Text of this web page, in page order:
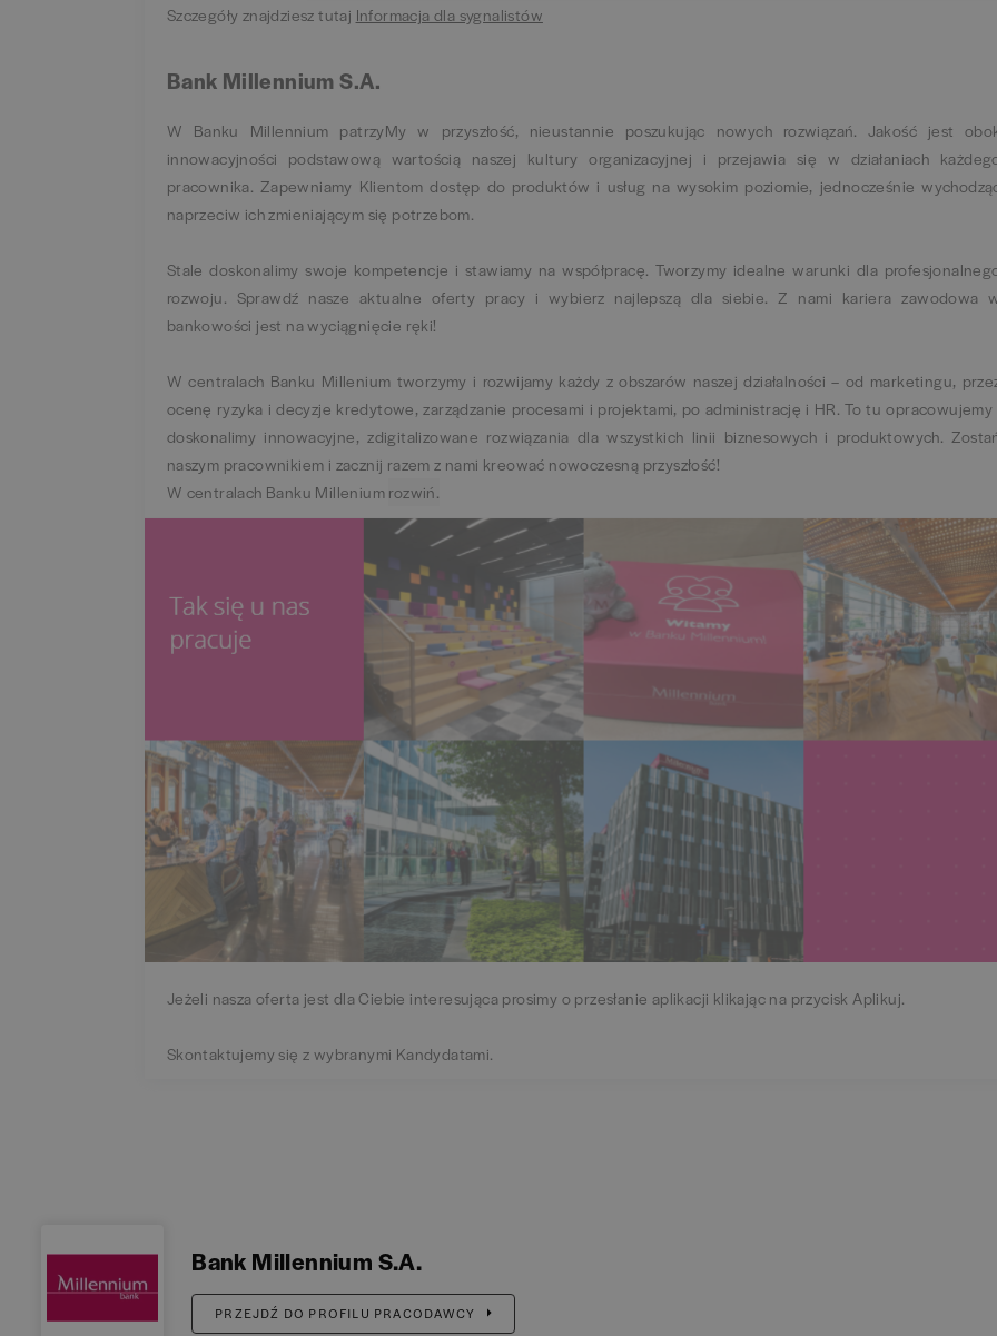
Szczegóły znajdziesz tutaj Informacja dla sygnalistów
Bank Millennium S.A.
W Banku Millennium patrzyMy w przyszłość, nieustannie poszukując nowych rozwiązań. Jakość jest
innowacyjności podstawową wartością naszej kultury organizacyjnej i przejawia się w działaniach
pracownika. Zapewniamy Klientom dostęp do produktów i usług na wysokim poziomie, jednocześnie
naprzeciw ich zmieniającym się potrzebom.
Stale doskonalimy swoje kompetencje i stawiamy na współpracę. Tworzymy idealne warunki dla
rozwoju. Sprawdź nasze aktualne oferty pracy i wybierz najlepszą dla siebie. Z nami kariera zawodowa
bankowości jest na wyciągnięcie ręki!
W centralach Banku Millenium tworzymy i rozwijamy każdy z obszarów naszej działalności – od marketingu,
ocenę ryzyka i decyzje kredytowe, zarządzanie procesami i projektami, po administrację i HR. To tu opracowujemy
doskonalimy innowacyjne, zdigitalizowane rozwiązania dla wszystkich linii biznesowych i produktowych.
naszym pracownikiem i zacznij razem z nami kreować nowoczesną przyszłość!
W centralach Banku Millenium rozwiń.
Jeżeli nasza oferta jest dla Ciebie interesująca prosimy o przesłanie aplikacji klikając na przycisk Aplikuj.
Skontaktujemy się z wybranymi Kandydatami.
Bank Millennium S.A.
PRZEJDŹ DO PROFILU PRACODAWCY